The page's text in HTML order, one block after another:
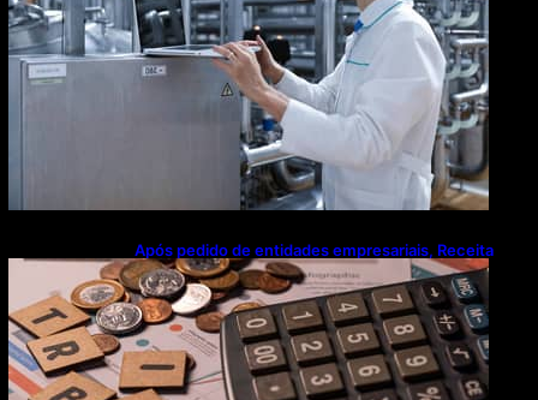
Após pedido de entidades empresariais, Receita
flexibiliza regras da Reforma Tributária